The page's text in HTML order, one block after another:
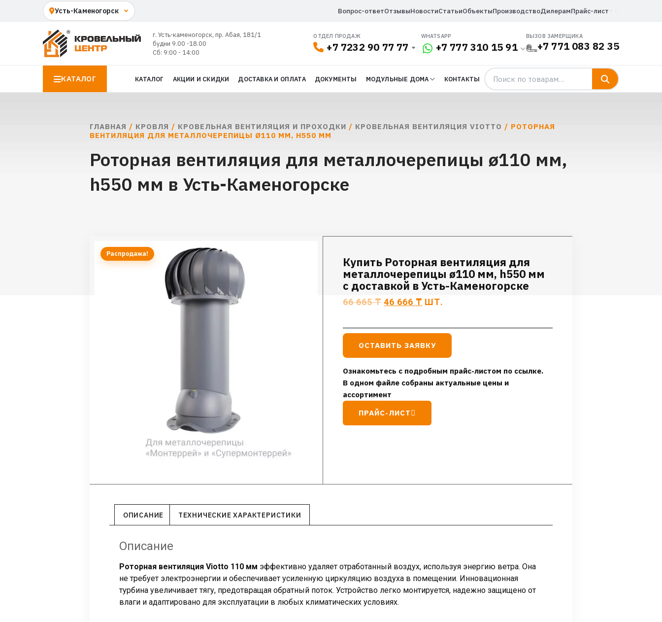
Вопрос-ответОтзывыНовостиСтатьиОбъектыПроизводствоДилерамПрайс-лист
г. Усть-каменогорск, пр. Абая, 181/1
будни 9.00 -18.00
Сб: 9:00 - 14:00
ОТДЕЛ ПРОДАЖ
+7 7232 90 77 77
WHATSAPP
+7 777 310 15 91
ВЫЗОВ ЗАМЕРЩИКА
+7 771 083 82 35
КАТАЛОГ КАТАЛОГ АКЦИИ И СКИДКИ ДОСТАВКА И ОПЛАТА ДОКУМЕНТЫ МОДУЛЬНЫЕ ДОМА КОНТАКТЫ
ГЛАВНАЯ / КРОВЛЯ / КРОВЕЛЬНАЯ ВЕНТИЛЯЦИЯ И ПРОХОДКИ / КРОВЕЛЬНАЯ ВЕНТИЛЯЦИЯ VIOTTO / РОТОРНАЯ
ВЕНТИЛЯЦИЯ ДЛЯ МЕТАЛЛОЧЕРЕПИЦЫ Ø110 ММ, H550 ММ
Роторная вентиляция для металлочерепицы ø110 мм,
h550 мм в Усть-Каменогорске
Распродажа!
Купить Роторная вентиляция для
металлочерепицы ø110 мм, h550 мм
с доставкой в Усть-Каменогорске
66 665₸ 46 666 ₸ ШТ.
ОСТАВИТЬ ЗАЯВКУ
Ознакомьтесь с подробным прайс-листом по ссылке.
В одном файле собраны актуальные цены и
ассортимент
ПРАЙС-ЛИСТ
ОПИСАНИЕ ТЕХНИЧЕСКИЕ ХАРАКТЕРИСТИКИ
Описание
Роторная вентиляция Viotto 110 мм эффективно удаляет отработанный воздух, используя энергию ветра. Она
не требует электроэнергии и обеспечивает усиленную циркуляцию воздуха в помещении. Инновационная
турбина увеличивает тягу, предотвращая обратный поток. Устройство легко монтируется, надежно защищено от
влаги и адаптировано для эксплуатации в любых климатических условиях.